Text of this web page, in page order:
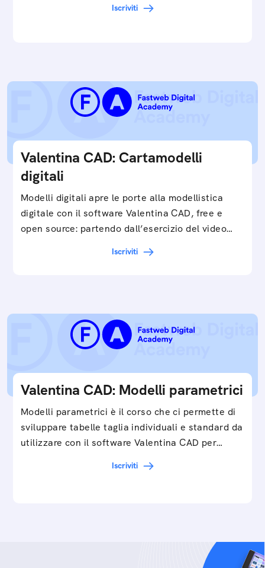
Iscriviti
Valentina CAD: Cartamodelli
digitali
Modelli digitali apre le porte alla modellistica
digitale con il software Valentina CAD, free e
open source: partendo dall’esercizio del video…
Iscriviti
Valentina CAD: Modelli parametrici
Modelli parametrici è il corso che ci permette di
sviluppare tabelle taglia individuali e standard da
utilizzare con il software Valentina CAD per…
Iscriviti